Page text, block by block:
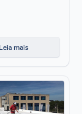
Leia mais